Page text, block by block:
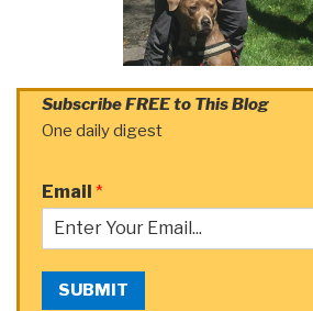
Subscribe FREE to This Blog
One daily digest
Email *
SUBMIT